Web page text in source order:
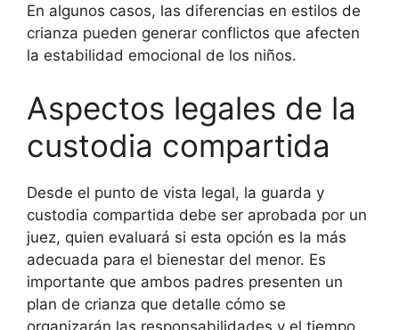
En algunos casos, las diferencias en estilos de
crianza pueden generar conflictos que afecten
la estabilidad emocional de los niños.
Aspectos legales de la
custodia compartida
Desde el punto de vista legal, la guarda y
custodia compartida debe ser aprobada por un
juez, quien evaluará si esta opción es la más
adecuada para el bienestar del menor. Es
importante que ambos padres presenten un
plan de crianza que detalle cómo se
organizarán las responsabilidades y el tiempo